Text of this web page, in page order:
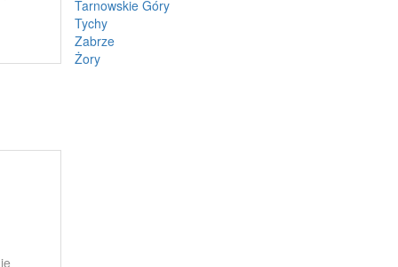
Tarnowskie Góry
Tychy
Zabrze
Żory